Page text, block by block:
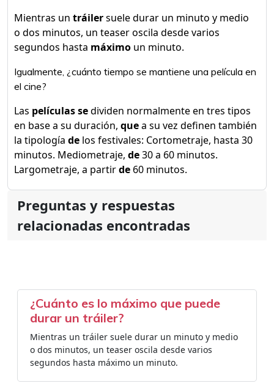
Mientras un tráilersuele durar un minuto y medio
o dos minutos, un teaser oscila desde varios
segundos hasta máximo un minuto.
Igualmente, ¿cuánto tiempo se mantiene una película en
el cine?
Las películas sedividen normalmente en tres tipos
en base a su duración, quea su vez definen también
la tipología de los festivales: Cortometraje, hasta 30
minutos. Mediometraje, de30 a 60 minutos.
Largometraje, a partirde 60 minutos.
Preguntas y respuestas
relacionadas encontradas
¿Cuánto es lo máximo que puede
durar un tráiler?
Mientras un tráiler suele durar un minuto y medio
o dos minutos, un teaser oscila desde varios
segundos hasta máximo un minuto.